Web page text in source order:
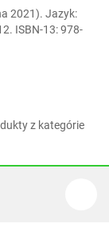
2021). Jazyk:
ISBN-13: 978-
z kategórie